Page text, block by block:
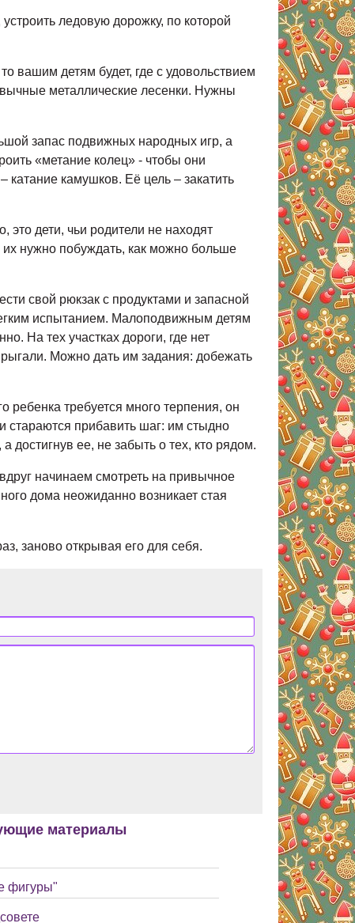
ледовую дорожку, по которой
вашим детям будет, где с удовольствием
металлические лесенки. Нужны
запас подвижных народных игр, а
«метание колец» - чтобы они
катание камушков. Её цель – закатить
это дети, чьи родители не находят
нужно побуждать, как можно больше
свой рюкзак с продуктами и запасной
испытанием. Малоподвижным детям
На тех участках дороги, где нет
Можно дать им задания: добежать
требуется много терпения, он
стараются прибавить шаг: им стыдно
достигнув ее, не забыть о тех, кто рядом.
начинаем смотреть на привычное
дома неожиданно возникает стая
заново открывая его для себя.
материалы
фигуры"